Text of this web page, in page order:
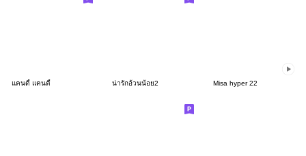
แคนดี้ แคนดี้ น่ารักอ้วนน้อย2 Misa hyper 22